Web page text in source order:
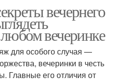
вечернего
вечеринке
для особого случая —
вечеринки в честь
Главные его отличия от